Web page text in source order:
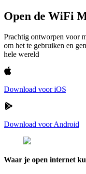
Open de WiFi
Prachtig ontworpen voor
om het te gebruiken en
hele wereld
Download voor iOS
Download voor Android
Waar je open internet